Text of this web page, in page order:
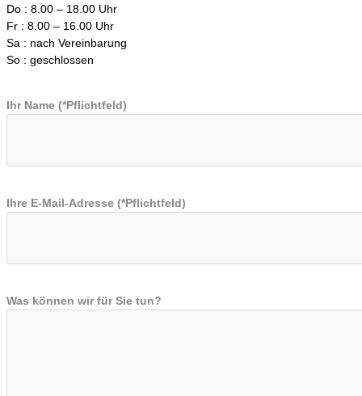
Do : 8.00 – 18.00 Uhr
Fr : 8.00 – 16.00 Uhr
Sa : nach Vereinbarung
So : geschlossen
Ihr Name (*Pflichtfeld)
Ihre E-Mail-Adresse (*Pflichtfeld)
Was können wir für Sie tun?